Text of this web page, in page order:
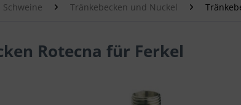
Schweine Tränkebecken und Nuckel
Rotecna für Ferkel